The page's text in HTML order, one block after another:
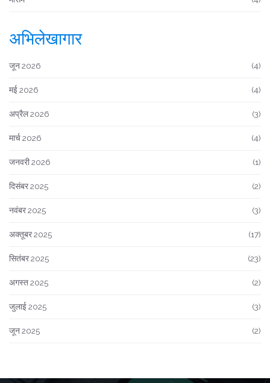
अभिलेखागार
जून 2026 (4)
मई 2026 (4)
अप्रैल 2026 (3)
मार्च 2026 (4)
जनवरी 2026 (1)
दिसंबर 2025 (2)
नवंबर 2025 (3)
अक्तूबर 2025 (17)
सितंबर 2025 (23)
अगस्त 2025 (2)
जुलाई 2025 (3)
जून 2025 (2)